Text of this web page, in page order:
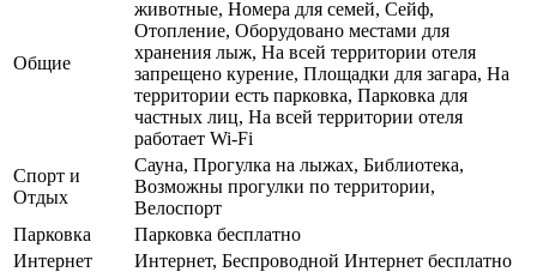
Общие
животные, Номера для семей, Сейф,
Отопление, Оборудовано местами для
хранения лыж, На всей территории отеля
запрещено курение, Площадки для загара, На
территории есть парковка, Парковка для
частных лиц, На всей территории отеля
работает Wi-Fi
Спорт и
Отдых
Сауна, Прогулка на лыжах, Библиотека,
Возможны прогулки по территории,
Велоспорт
Парковка
Парковка бесплатно
Интернет
Интернет, Беспроводной Интернет бесплатно